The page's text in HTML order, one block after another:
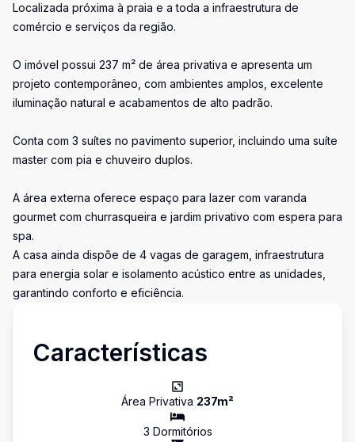
Localizada próxima à praia e a toda a infraestrutura de
comércio e serviços da região.
O imóvel possui 237 m² de área privativa e apresenta um
projeto contemporâneo, com ambientes amplos, excelente
iluminação natural e acabamentos de alto padrão.
Conta com 3 suítes no pavimento superior, incluindo uma suíte
master com pia e chuveiro duplos.
A área externa oferece espaço para lazer com varanda
gourmet com churrasqueira e jardim privativo com espera para
spa.
A casa ainda dispõe de 4 vagas de garagem, infraestrutura
para energia solar e isolamento acústico entre as unidades,
garantindo conforto e eficiência.
Características
Área Privativa 237m²
3 Dormitórios